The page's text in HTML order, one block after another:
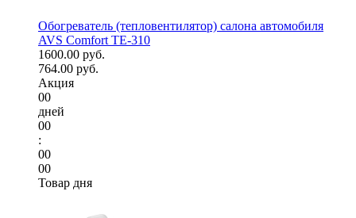
Обогреватель (тепловентилятор) салона автомобиля
AVS Comfort TE-310
1600.00 руб.
764.00 руб.
Акция
00
дней
00
:
00
00
Товар дня